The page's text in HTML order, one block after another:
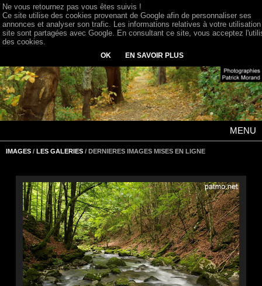
MENU
IMAGES / LES GALERIES / DERNIERES IMAGES MISES EN LIGNE
Ne vous retournez pas vous êtes suivis !
Ce site utilise des cookies provenant de Google afin de personnaliser ses
annonces et analyser son trafic. Les informations relatives à votre
site sont partagées avec Google. En consultant ce site, vous acceptez
des cookies.
OK EN SAVOIR PLUS